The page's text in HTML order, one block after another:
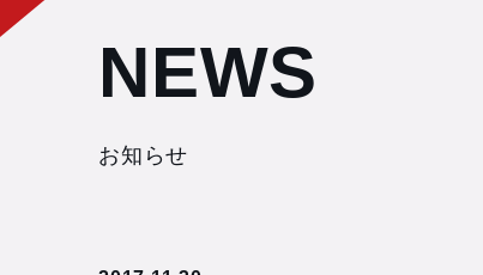
NEWS
お知らせ